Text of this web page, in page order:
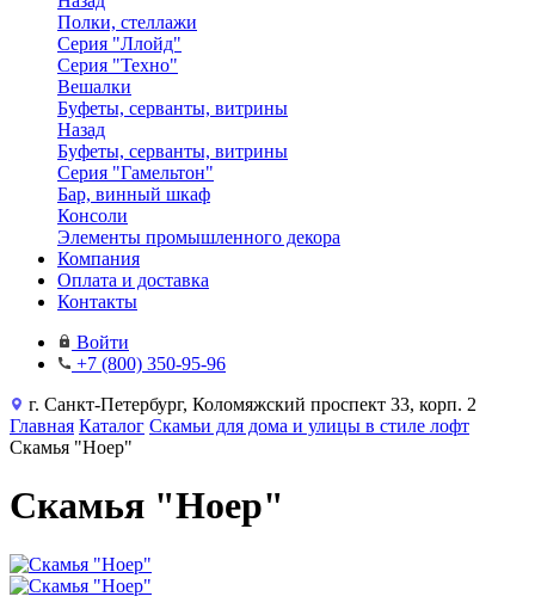
Полки, стеллажи
Серия "Ллойд"
Серия "Техно"
Вешалки
Буфеты, серванты, витрины
Назад
Буфеты, серванты, витрины
Серия "Гамельтон"
Бар, винный шкаф
Консоли
Элементы промышленного декора
Компания
Оплата и доставка
Контакты
Войти
+7 (800) 350-95-96
г. Санкт-Петербург, Коломяжский проспект 33, корп. 2
Главная Каталог Скамьи для дома и улицы в стиле лофт
Скамья "Ноер"
Скамья "Ноер"